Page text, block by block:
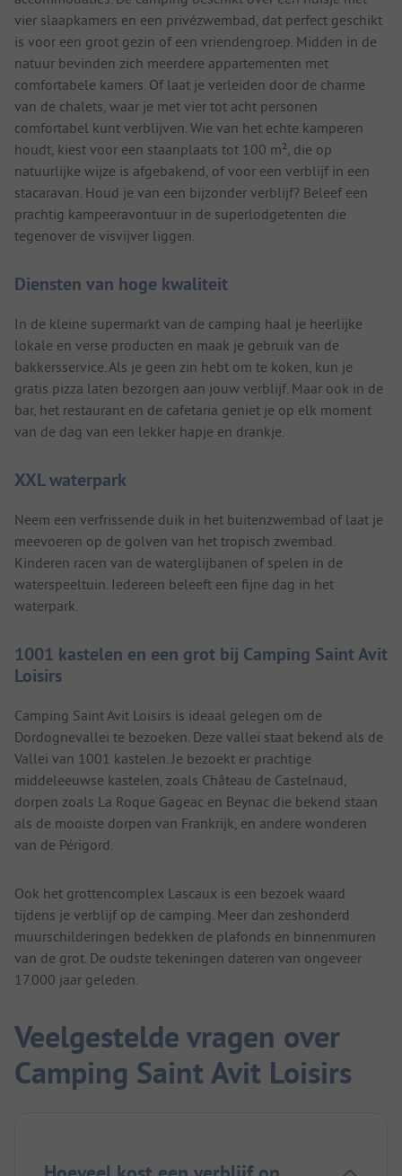
vier slaapkamers en een privézwembad, dat perfect geschikt
is voor een groot gezin of een vriendengroep. Midden in de
natuur bevinden zich meerdere appartementen met
comfortabele kamers. Of laat je verleiden door de charme
van de chalets, waar je met vier tot acht personen
comfortabel kunt verblijven. Wie van het echte kamperen
houdt, kiest voor een staanplaats tot 100 m², die op
natuurlijke wijze is afgebakend, of voor een verblijf in een
stacaravan. Houd je van een bijzonder verblijf? Beleef een
prachtig kampeeravontuur in de superlodgetenten die
tegenover de visvijver liggen.
Diensten van hoge kwaliteit
In de kleine supermarkt van de camping haal je heerlijke
lokale en verse producten en maak je gebruik van de
bakkersservice. Als je geen zin hebt om te koken, kun je
gratis pizza laten bezorgen aan jouw verblijf. Maar ook in de
bar, het restaurant en de cafetaria geniet je op elk moment
van de dag van een lekker hapje en drankje.
XXL waterpark
Neem een verfrissende duik in het buitenzwembad of laat je
meevoeren op de golven van het tropisch zwembad.
Kinderen racen van de waterglijbanen of spelen in de
waterspeeltuin. Iedereen beleeft een fijne dag in het
waterpark.
1001 kastelen en een grot bij Camping Saint Avit
Loisirs
Camping Saint Avit Loisirs is ideaal gelegen om de
Dordognevallei te bezoeken. Deze vallei staat bekend als de
Vallei van 1001 kastelen. Je bezoekt er prachtige
middeleeuwse kastelen, zoals Château de Castelnaud,
dorpen zoals La Roque Gageac en Beynac die bekend staan
als de mooiste dorpen van Frankrijk, en andere wonderen
van de Périgord.
Ook het grottencomplex Lascaux is een bezoek waard
tijdens je verblijf op de camping. Meer dan zeshonderd
muurschilderingen bedekken de plafonds en binnenmuren
van de grot. De oudste tekeningen dateren van ongeveer
17.000 jaar geleden.
Veelgestelde vragen over
Camping Saint Avit Loisirs